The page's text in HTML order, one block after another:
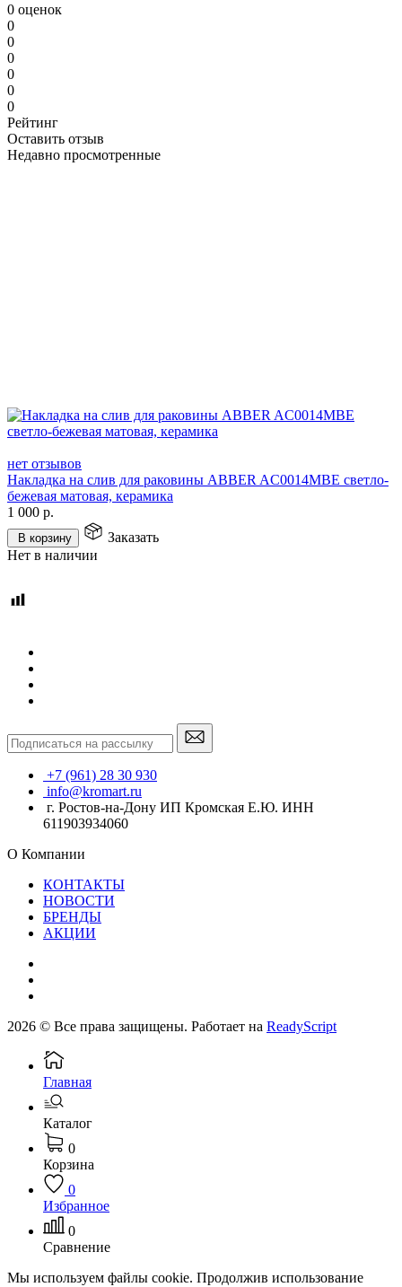
0 оценок
0
0
0
0
0
0
Рейтинг
Оставить отзыв
Недавно просмотренные
нет отзывов
Накладка на слив для раковины ABBER AC0014MBE светло-
бежевая матовая, керамика
1 000 р.
В корзину
Заказать
Нет в наличии
+7 (961) 28 30 930
info@kromart.ru
г. Ростов-на-Дону ИП Кромская Е.Ю. ИНН
611903934060
О Компании
КОНТАКТЫ
НОВОСТИ
БРЕНДЫ
АКЦИИ
2026 © Все права защищены. Работает на ReadyScript
Главная
Каталог
0
Корзина
0
Избранное
0
Сравнение
Мы используем файлы cookie. Продолжив использование